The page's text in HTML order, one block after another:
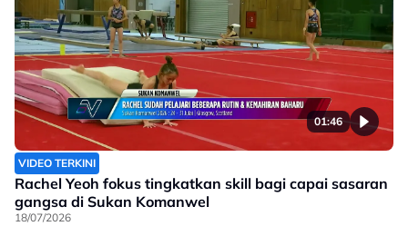
01:46
VIDEO TERKINI
Rachel Yeoh fokus tingkatkan skill bagi capai sasaran
gangsa di Sukan Komanwel
18/07/2026